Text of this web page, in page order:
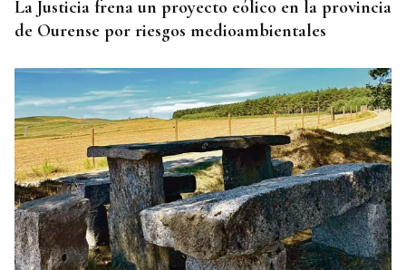
La Justicia frena un proyecto eólico en la provincia
de Ourense por riesgos medioambientales